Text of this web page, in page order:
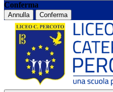
Conferma
Annulla Conferma